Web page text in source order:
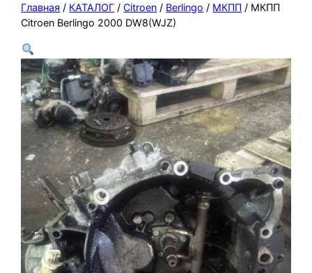
Главная / КАТАЛОГ /Citroen / Berlingo / МКПП / МКПП
Citroen Berlingo 2000 DW8(WJZ)